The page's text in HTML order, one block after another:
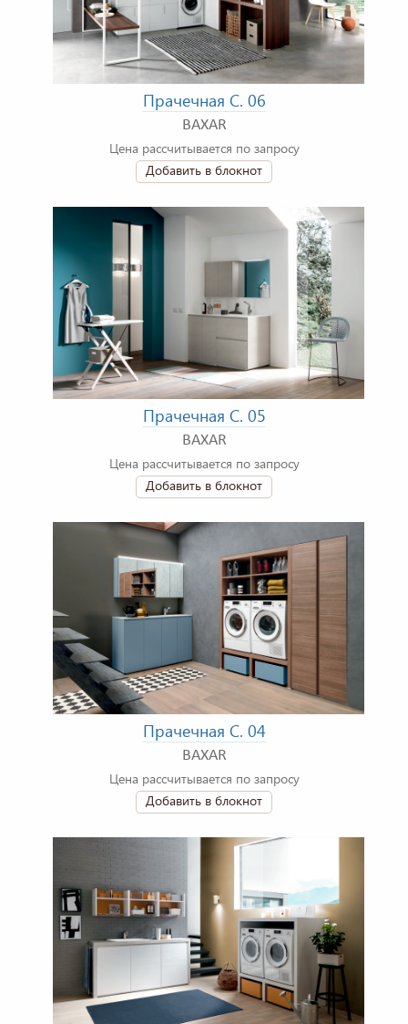
Прачечная C. 06
BAXAR
Цена рассчитывается по запросу
Добавить в блокнот
Прачечная C. 05
BAXAR
Цена рассчитывается по запросу
Добавить в блокнот
Прачечная C. 04
BAXAR
Цена рассчитывается по запросу
Добавить в блокнот